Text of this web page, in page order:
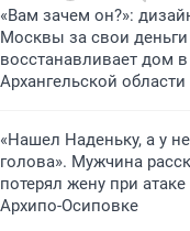
«Вам зачем он?»:
Москвы за свои деньги
восстанавливает дом
Архангельской области
«Нашел Наденьку, а у
голова». Мужчина
потерял жену при
Архипо-Осиповке